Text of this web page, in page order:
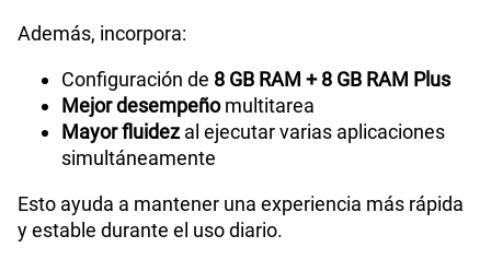
Además, incorpora:
Configuración de 8 GB RAM + 8 GB RAM Plus
Mejor desempeñomultitarea
Mayor fluidez al ejecutar varias aplicaciones
simultáneamente
Esto ayuda a mantener una experiencia más rápida
y estable durante el uso diario.